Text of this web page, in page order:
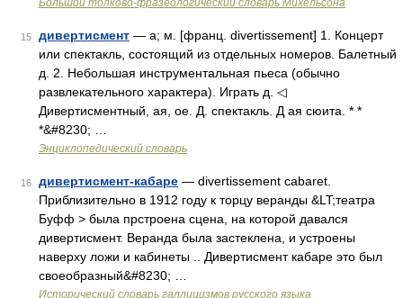
Большой толково-фразеологический словарь Михельсона
15 дивертисмент — а; м. [франц. divertissement] 1. Концерт
или спектакль, состоящий из отдельных номеров. Балетный
д. 2. Небольшая инструментальная пьеса (обычно
развлекательного характера). Играть д. ◁
Дивертисментный, ая, ое. Д. спектакль. Д ая сюита. * *
*&#8230; …
Энциклопедический словарь
16 дивертисмент-кабаре — divertissement cabaret.
Приблизительно в 1912 году к торцу веранды &LT;театра
Буфф > была прстроена сцена, на которой давался
дивертисмент. Веранда была застеклена, и устроены
наверху ложи и кабинеты .. Дивертисмент кабаре это был
своеобразный&#8230; …
Исторический словарь галлицизмов русского языка